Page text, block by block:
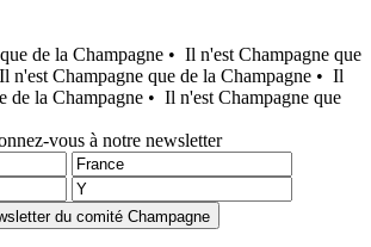
de la Champagne • Il n'est Champagne que
Il n'est Champagne que de la Champagne • Il
de la Champagne • Il n'est Champagne que
vous à notre newsletter
du comité Champagne